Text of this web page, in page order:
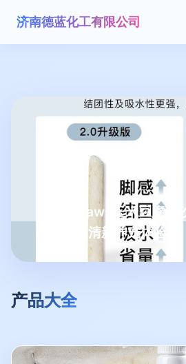
济南德蓝化工有限公司
All for Paws玉米豆腐猫
团，打造清新养宠体验
产品大全